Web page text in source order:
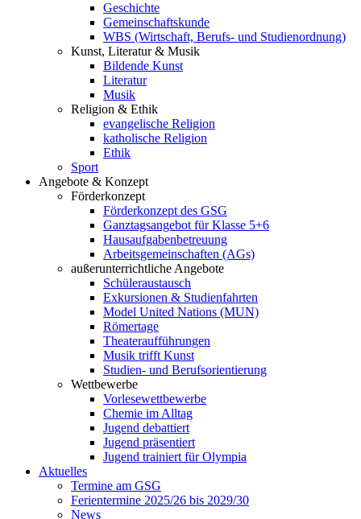
Geschichte
Gemeinschaftskunde
WBS (Wirtschaft, Berufs- und Studienordnung)
Kunst, Literatur & Musik
Bildende Kunst
Literatur
Musik
Religion & Ethik
evangelische Religion
katholische Religion
Ethik
Sport
Angebote & Konzept
Förderkonzept
Förderkonzept des GSG
Ganztagsangebot für Klasse 5+6
Hausaufgabenbetreuung
Arbeitsgemeinschaften (AGs)
außerunterrichtliche Angebote
Schüleraustausch
Exkursionen & Studienfahrten
Model United Nations (MUN)
Römertage
Theateraufführungen
Musik trifft Kunst
Studien- und Berufsorientierung
Wettbewerbe
Vorlesewettbewerbe
Chemie im Alltag
Jugend debattiert
Jugend präsentiert
Jugend trainiert für Olympia
Aktuelles
Termine am GSG
Ferientermine 2025/26 bis 2029/30
News